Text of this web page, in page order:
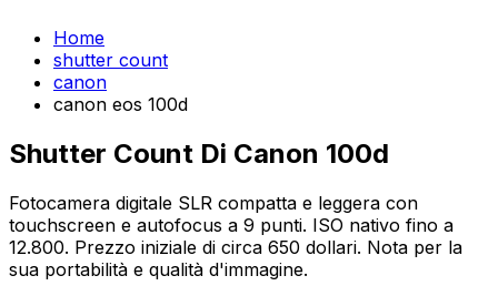
Home
shutter count
canon
canon eos 100d
Shutter Count Di Canon 100d
Fotocamera digitale SLR compatta e leggera con
touchscreen e autofocus a 9 punti. ISO nativo fino a
12.800. Prezzo iniziale di circa 650 dollari. Nota per la
sua portabilità e qualità d'immagine.